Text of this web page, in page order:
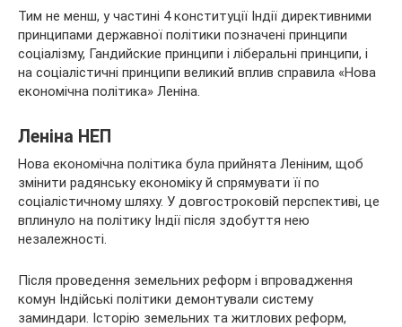
Тим не менш, у частині 4 конституції Індії директивними
принципами державної політики позначені принципи
соціалізму, Гандийские принципи і ліберальні принципи, і
на соціалістичні принципи великий вплив справила «Нова
економічна політика» Леніна.
Леніна НЕП
Нова економічна політика була прийнята Леніним, щоб
змінити радянську економіку й спрямувати її по
соціалістичному шляху. У довгостроковій перспективі, це
вплинуло на політику Індії після здобуття нею
незалежності.
Після проведення земельних реформ і впровадження
комун Індійські політики демонтували систему
заминдари. Історію земельних та житлових реформ,